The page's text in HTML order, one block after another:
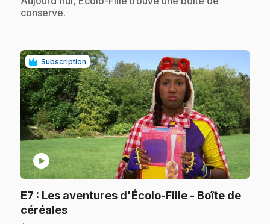
conserve.
Subscription
play_circle
E7 : Les aventures d'Écolo-Fille - Boîte de
céréales.